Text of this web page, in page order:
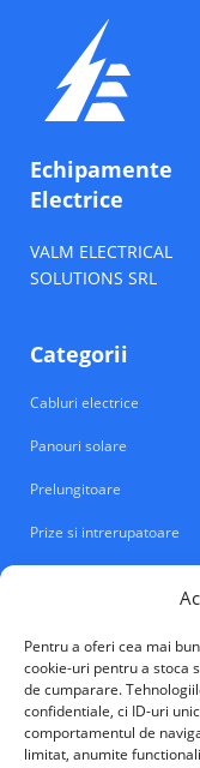
Pentru a oferi cea mai
cookie-uri pentru a stoca
de cumparare.
confidentiale, ci ID-uri
comportamentul de
limitat, anumite
Echipamente
Electrice
VALM ELECTRICAL
SOLUTIONS SRL
Categorii
Cabluri electrice
Panouri solare
Prelungitoare
Prize si intrerupatoare
VALM